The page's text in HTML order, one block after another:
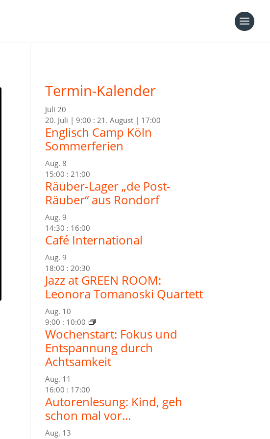
Termin-Kalender
Juli 20
20. Juli | 9:00 : 21. August | 17:00
Englisch Camp Köln
Sommerferien
Aug. 8
15:00 : 21:00
Räuber-Lager „de Post-
Räuber“ aus Rondorf
Aug. 9
14:30 : 16:00
Café International
Aug. 9
18:00 : 20:30
Jazz at GREEN ROOM:
Leonora Tomanoski Quartett
Aug. 10
9:00 : 10:00
Wochenstart: Fokus und
Entspannung durch
Achtsamkeit
Aug. 11
16:00 : 17:00
Autorenlesung: Kind, geh
schon mal vor…
Aug. 13